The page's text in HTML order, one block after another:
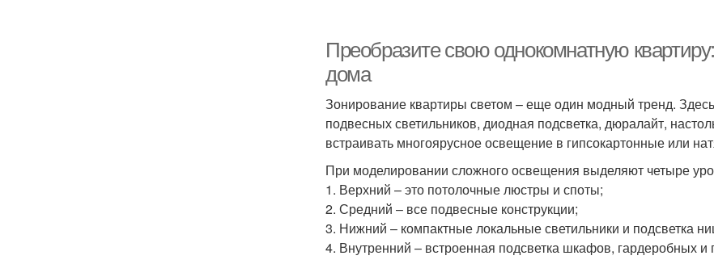
Преобразите свою однокомнатную
дома
Зонирование квартиры светом – еще один модный тренд.
подвесных светильников, диодная подсветка, дюралайт,
встраивать многоярусное освещение в гипсокартонные или
При моделировании сложного освещения выделяют четыре
1. Верхний – это потолочные люстры и споты;
2. Средний – все подвесные конструкции;
3. Нижний – компактные локальные светильники и подсветка
4. Внутренний – встроенная подсветка шкафов, гардеробных и